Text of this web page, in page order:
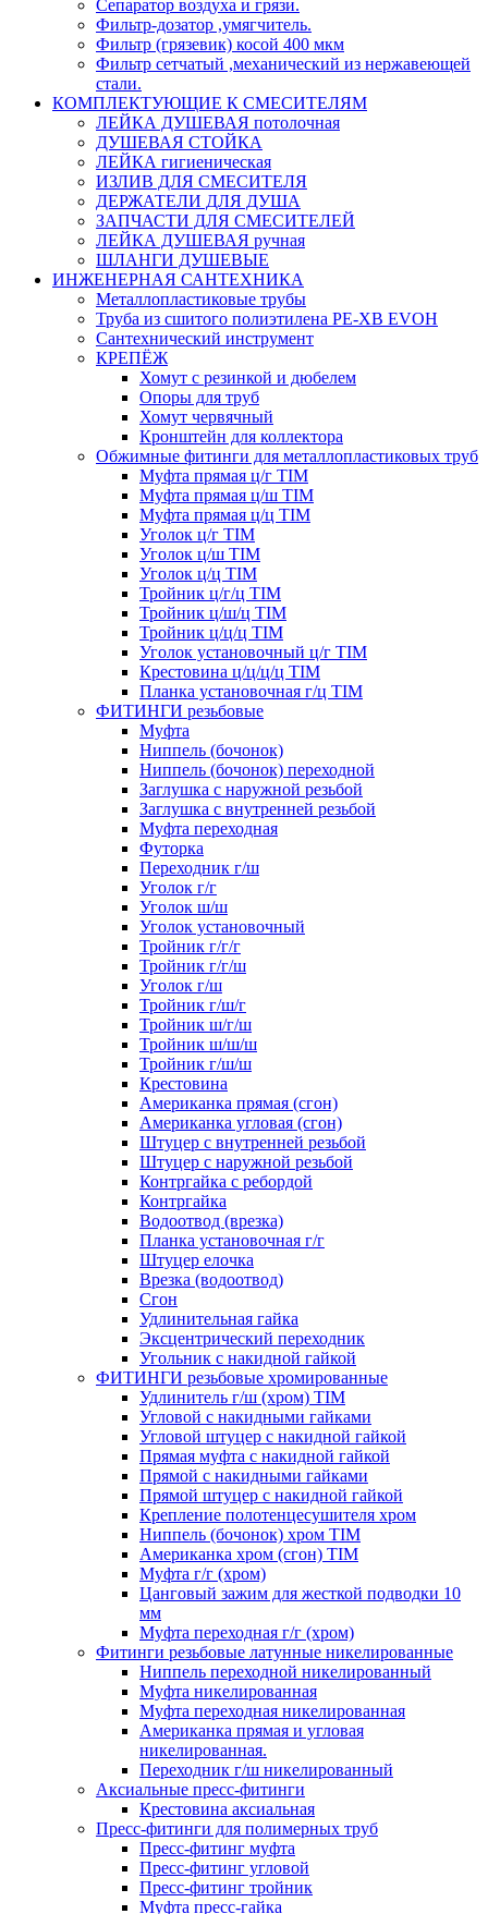
Сепаратор воздуха и грязи.
Фильтр-дозатор ,умягчитель.
Фильтр (грязевик) косой 400 мкм
Фильтр сетчатый ,механический из нержавеющей
стали.
КОМПЛЕКТУЮЩИЕ К СМЕСИТЕЛЯМ
ЛЕЙКА ДУШЕВАЯ потолочная
ДУШЕВАЯ СТОЙКА
ЛЕЙКА гигиеническая
ИЗЛИВ ДЛЯ СМЕСИТЕЛЯ
ДЕРЖАТЕЛИ ДЛЯ ДУША
ЗАПЧАСТИ ДЛЯ СМЕСИТЕЛЕЙ
ЛЕЙКА ДУШЕВАЯ ручная
ШЛАНГИ ДУШЕВЫЕ
ИНЖЕНЕРНАЯ САНТЕХНИКА
Металлопластиковые трубы
Труба из сшитого полиэтилена PE-XB EVOH
Сантехнический инструмент
КРЕПЁЖ
Хомут с резинкой и дюбелем
Опоры для труб
Хомут червячный
Кронштейн для коллектора
Обжимные фитинги для металлопластиковых труб
Муфта прямая ц/г TIM
Муфта прямая ц/ш TIM
Муфта прямая ц/ц TIM
Уголок ц/г TIM
Уголок ц/ш TIM
Уголок ц/ц TIM
Тройник ц/г/ц TIM
Тройник ц/ш/ц TIM
Тройник ц/ц/ц TIM
Уголок установочный ц/г TIM
Крестовина ц/ц/ц/ц TIM
Планка установочная г/ц TIM
ФИТИНГИ резьбовые
Муфта
Ниппель (бочонок)
Ниппель (бочонок) переходной
Заглушка с наружной резьбой
Заглушка с внутренней резьбой
Муфта переходная
Футорка
Переходник г/ш
Уголок г/г
Уголок ш/ш
Уголок установочный
Тройник г/г/г
Тройник г/г/ш
Уголок г/ш
Тройник г/ш/г
Тройник ш/г/ш
Тройник ш/ш/ш
Тройник г/ш/ш
Крестовина
Американка прямая (сгон)
Американка угловая (сгон)
Штуцер с внутренней резьбой
Штуцер с наружной резьбой
Контргайка с ребордой
Контргайка
Водоотвод (врезка)
Планка установочная г/г
Штуцер елочка
Врезка (водоотвод)
Сгон
Удлинительная гайка
Эксцентрический переходник
Угольник с накидной гайкой
ФИТИНГИ резьбовые хромированные
Удлинитель г/ш (хром) TIM
Угловой с накидными гайками
Угловой штуцер с накидной гайкой
Прямая муфта с накидной гайкой
Прямой с накидными гайками
Прямой штуцер с накидной гайкой
Крепление полотенцесушителя хром
Ниппель (бочонок) хром TIM
Американка хром (сгон) TIM
Муфта г/г (хром)
Цанговый зажим для жесткой подводки 10
мм
Муфта переходная г/г (хром)
Фитинги резьбовые латунные никелированные
Ниппель переходной никелированный
Муфта никелированная
Муфта переходная никелированная
Американка прямая и угловая
никелированная.
Переходник г/ш никелированный
Аксиальные пресс-фитинги
Крестовина аксиальная
Пресс-фитинги для полимерных труб
Пресс-фитинг муфта
Пресс-фитинг угловой
Пресс-фитинг тройник
Муфта пресс-гайка